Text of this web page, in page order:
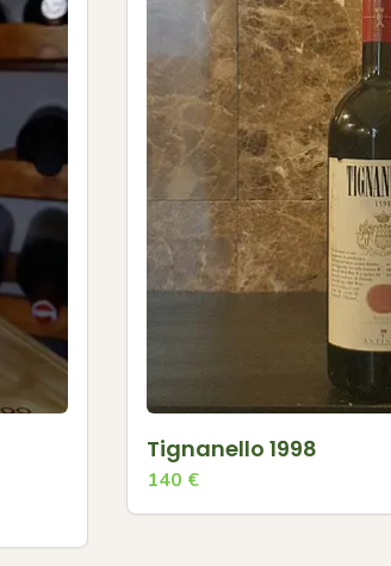
Tignanello 1998
140 €